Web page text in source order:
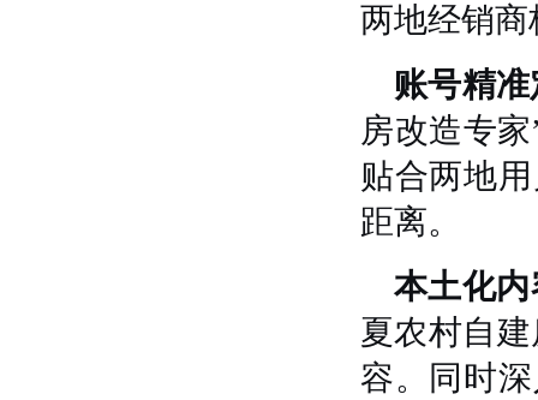
两地经销
账号精
房改造专
贴合两地
距离。
本土化
夏农村自
容。同时